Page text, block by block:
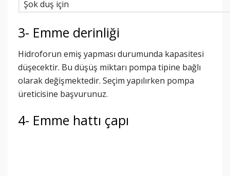
Şok duş için
3- Emme derinliği
Hidroforun emiş yapması durumunda kapasitesi
düşecektir. Bu düşüş miktarı pompa tipine bağlı
olarak değişmektedir. Seçim yapılırken pompa
üreticisine başvurunuz.
4- Emme hattı çapı